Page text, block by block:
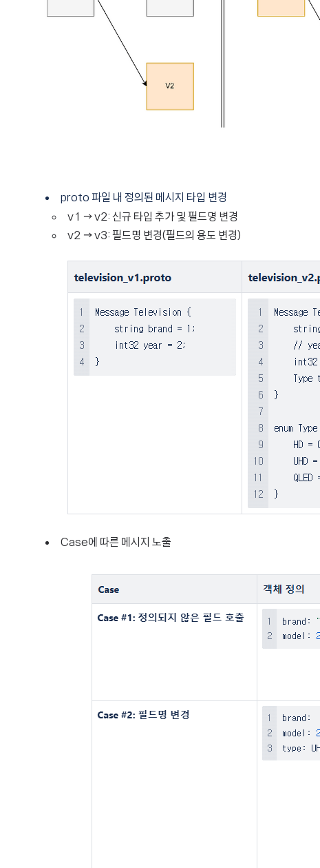
proto 파일 내 정의된 메시지 타입 변경
v1 → v2: 신규 타입 추가 및 필드명 변경
v2 → v3: 필드명 변경(필드의 용도 변경)
Case에 따른 메시지 노출